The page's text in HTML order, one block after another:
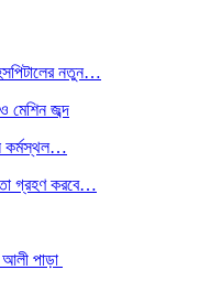
নতুন…
মেশিন জব্দ
কর্মস্থল…
তা গ্রহণ করবে…
আলী পাড়া